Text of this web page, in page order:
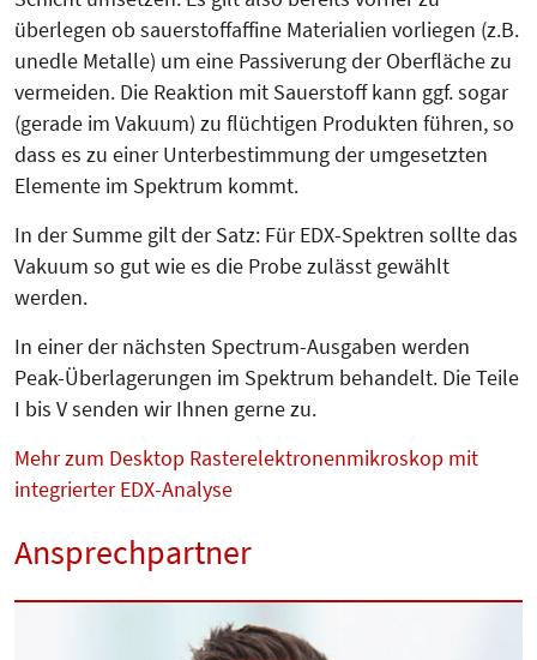
überlegen ob sauerstoffaffine Materialien vorliegen (z.B.
unedle Metalle) um eine Passiverung der Oberfläche zu
vermeiden. Die Reaktion mit Sauerstoff kann ggf. sogar
(gerade im Vakuum) zu flüchtigen Produkten führen, so
dass es zu einer Unterbestimmung der umgesetzten
Elemente im Spektrum kommt.
In der Summe gilt der Satz: Für EDX-Spektren sollte das
Vakuum so gut wie es die Probe zulässt gewählt
werden.
In einer der nächsten Spectrum-Ausgaben werden
Peak-Überlage­run­gen im Spek­trum behandelt. Die Teile
I bis V senden wir Ihnen gerne zu.
Mehr zum Desktop Rasterelektronenmikroskop mit
integrierter EDX-Analyse
Ansprechpartner